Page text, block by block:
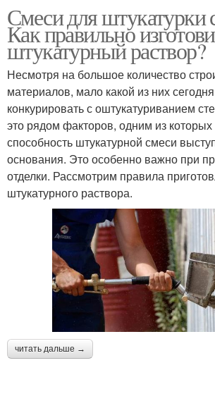
Смеси для штукатурки
Как правильно
штукатурный раствор?
Несмотря на большое количество
материалов, мало какой из них
конкурировать с оштукатуриванием
это рядом факторов, одним из которых
способность штукатурной смеси
основания. Это особенно важно при
отделки. Рассмотрим правила
штукатурного раствора.
читать дальше →